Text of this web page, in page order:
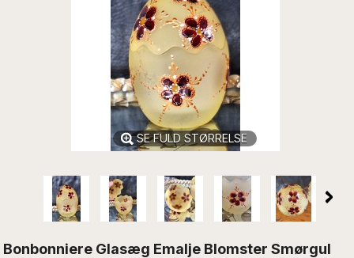
SE FULD STØRRELSE
Bonbonniere Glasæg Emalje Blomster Smørgul